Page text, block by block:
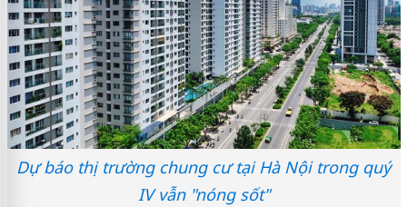
Dự báo thị trường chung cư tại Hà Nội trong quý
IV vẫn "nóng sốt"